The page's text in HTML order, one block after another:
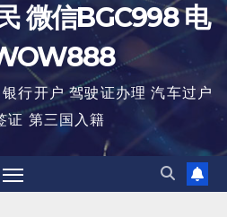
微信BGC998 电
行开户 驾驶证办理 汽车过户
证 第三国入籍